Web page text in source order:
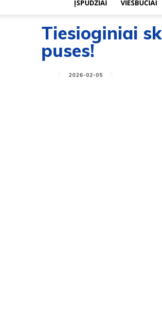
ĮSPŪDŽIAI VIEŠBUČIAI
Tiesioginiai
puses!
2026-02-05